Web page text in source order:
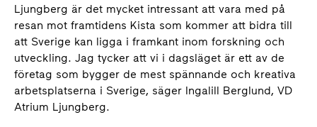
Ljungberg är det mycket intressant att vara med på
resan mot framtidens Kista som kommer att bidra till
att Sverige kan ligga i framkant inom forskning och
utveckling. Jag tycker att vi i dagsläget är ett av de
företag som bygger de mest spännande och kreativa
arbetsplatserna i Sverige, säger Ingalill Berglund, VD
Atrium Ljungberg.